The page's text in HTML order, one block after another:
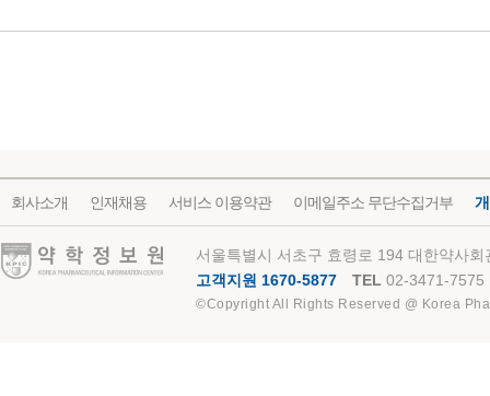
회사소개 인재채용 서비스 이용약관 이메일주소 무단수집거부
약학정보원
서울특별시 서초구 효령로 194 대한약사
고객지원 1670-5877
TEL 02-3471-7575
©Copyright All Rights Reserved @ Korea